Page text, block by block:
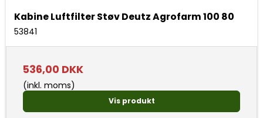
Kabine Luftfilter Støv Deutz Agrofarm 100 80
53841
536,00 DKK
(inkl. moms)
Vis produkt